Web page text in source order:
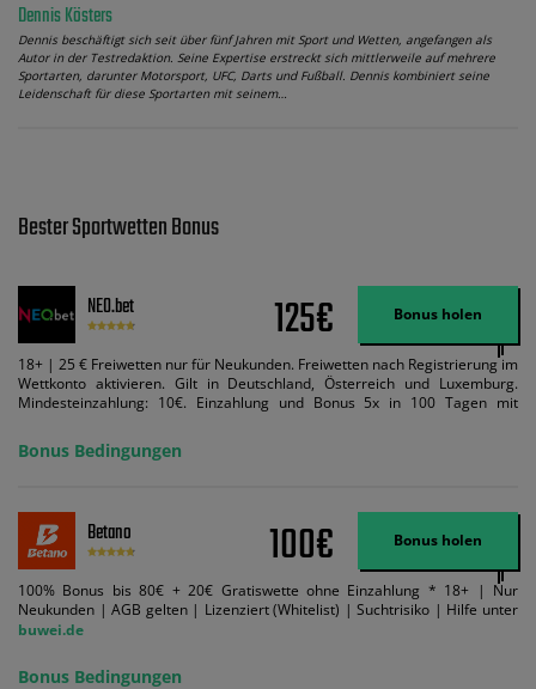
Dennis Kösters
Dennis beschäftigt sich seit über fünf Jahren mit Sport und Wetten, angefangen als
Autor in der Testredaktion. Seine Expertise erstreckt sich mittlerweile auf mehrere
Sportarten, darunter Motorsport, UFC, Darts und Fußball. Dennis kombiniert seine
Leidenschaft für diese Sportarten mit seinem…
Bester Sportwetten Bonus
NEO.bet 125€ Bonus holen
18+ | 25 € Freiwetten nur für Neukunden. Freiwetten nach Registrierung im
Wettkonto aktivieren. Gilt in Deutschland, Österreich und Luxemburg.
Mindesteinzahlung: 10€. Einzahlung und Bonus 5x in 100 Tagen mit
Bedingungen können geändert werden. AGB gelten. Lizenziert; Hilfe bei
Suchtrisiken: buwei.de.
Bonus Bedingungen
Betano 100€ Bonus holen
100% Bonus bis 80€ + 20€ Gratiswette ohne Einzahlung * 18+ | Nur
Neukunden | AGB gelten | Lizenziert (Whitelist) | Suchtrisiko | Hilfe unter
buwei.de
Bonus Bedingungen